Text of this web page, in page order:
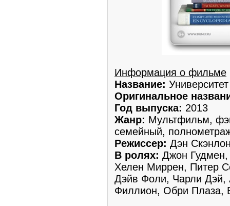
Информация о фильме
Название:
Оригинальное
Год выпуска: 2013
Жанр: Мультфильм,
семейный,
Режиссер: Дэн
В ролях: Джон
Хелен Миррен, Питер
Дэйв Фоли, Чарли
Филлион, Обри Плаза,